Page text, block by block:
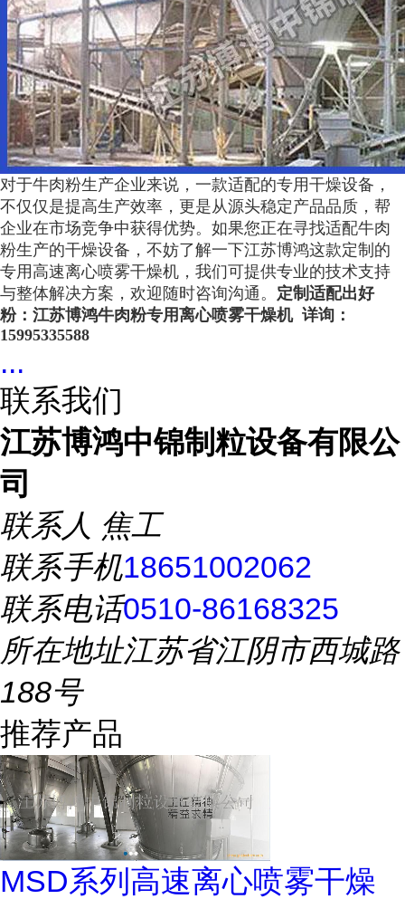
对于牛肉粉生产企业来说，一款适配的专用干燥设备，
不仅仅是提高生产效率，更是从源头稳定产品品质，帮
企业在市场竞争中获得优势。如果您正在寻找适配牛肉
粉生产的干燥设备，不妨了解一下江苏博鸿这款定制的
专用高速离心喷雾干燥机，我们可提供专业的技术支持
与整体解决方案，欢迎随时咨询沟通。 定制适配出好
粉：江苏博鸿牛肉粉专用离心喷雾干燥机 详询：
15995335588
...
联系我们
江苏博鸿中锦制粒设备有限公
司
联系人 焦工
联系手机18651002062
联系电话0510-86168325
所在地址江苏省江阴市西城路
188号
推荐产品
MSD系列高速离心喷雾干燥